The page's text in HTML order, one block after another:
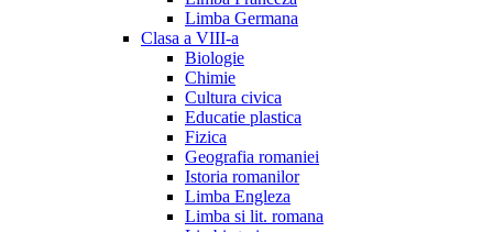
Limba Germana
Clasa a VIII-a
Biologie
Chimie
Cultura civica
Educatie plastica
Fizica
Geografia romaniei
Istoria romanilor
Limba Engleza
Limba si lit. romana